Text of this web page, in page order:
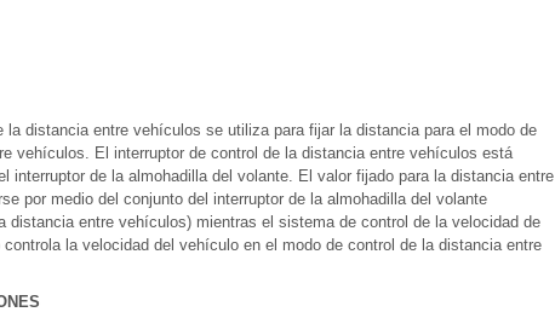
la distancia entre vehículos se utiliza para fijar la distancia para el modo de
vehículos. El interruptor de control de la distancia entre vehículos está
interruptor de la almohadilla del volante. El valor fijado para la distancia entre
por medio del conjunto del interruptor de la almohadilla del volante
distancia entre vehículos) mientras el sistema de control de la velocidad de
la velocidad del vehículo en el modo de control de la distancia entre